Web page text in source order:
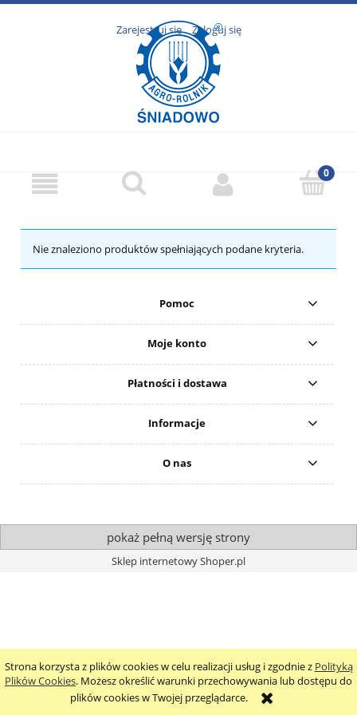
Strona korzysta z plików cookies w celu realizacji usług i zgodnie z Polityką
Plików Cookies. Możesz określić warunki przechowywania lub dostępu do
plików cookies w Twojej przeglądarce.
Zarejestruj się Zaloguj się
Nie znaleziono produktów spełniających podane kryteria.
Pomoc
Moje konto
Płatności i dostawa
Informacje
O nas
pokaż pełną wersję strony
Sklep internetowy Shoper.pl